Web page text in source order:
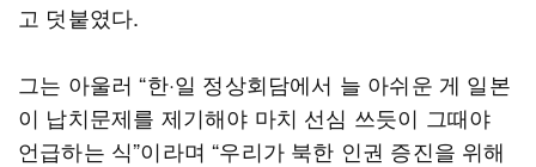
고 덧붙였다.
그는 아울러 “한·일 정상회담에서 늘 아쉬운 게 일본
이 납치문제를 제기해야 마치 선심 쓰듯이 그때야
언급하는 식”이라며 “우리가 북한 인권 증진을 위해